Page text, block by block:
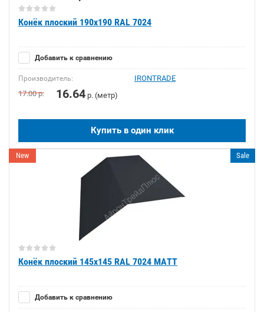
Конёк плоский 190х190 RAL 7024
Добавить к сравнению
Производитель:
IRONTRADE
17.00р. 16.64 р. (метр)
Купить в один клик
New Sale
Конёк плоский 145х145 RAL 7024 MATT
Добавить к сравнению